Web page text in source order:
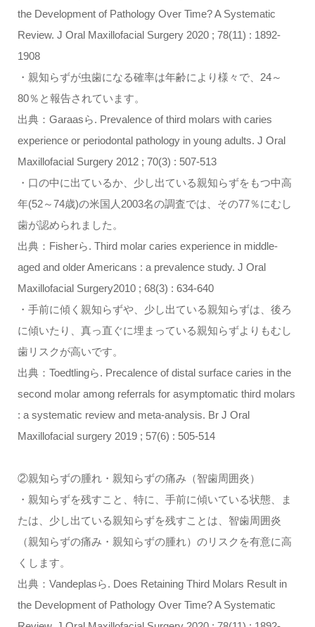
the Development of Pathology Over Time? A Systematic
Review. J Oral Maxillofacial Surgery 2020 ; 78(11) : 1892-
1908
・親知らずが虫歯になる確率は年齢により様々で、24～
80％と報告されています。
出典：Garaasら. Prevalence of third molars with caries
experience or periodontal pathology in young adults. J Oral
Maxillofacial Surgery 2012 ; 70(3) : 507-513
・口の中に出ているか、少し出ている親知らずをもつ中高
年(52～74歳)の米国人2003名の調査では、その77％にむし
歯が認められました。
出典：Fisherら. Third molar caries experience in middle-
aged and older Americans : a prevalence study. J Oral
Maxillofacial Surgery2010 ; 68(3) : 634-640
・手前に傾く親知らずや、少し出ている親知らずは、後ろ
に傾いたり、真っ直ぐに埋まっている親知らずよりもむし
歯リスクが高いです。
出典：Toedtlingら. Precalence of distal surface caries in the
second molar among referrals for asymptomatic third molars
: a systematic review and meta-analysis. Br J Oral
Maxillofacial surgery 2019 ; 57(6) : 505-514
②親知らずの腫れ・親知らずの痛み（智歯周囲炎）
・親知らずを残すこと、特に、手前に傾いている状態、ま
たは、少し出ている親知らずを残すことは、智歯周囲炎
（親知らずの痛み・親知らずの腫れ）のリスクを有意に高
くします。
出典：Vandeplasら. Does Retaining Third Molars Result in
the Development of Pathology Over Time? A Systematic